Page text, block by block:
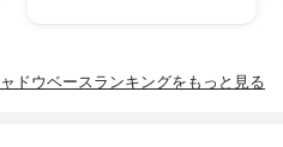
ドウベースランキングをもっと見る